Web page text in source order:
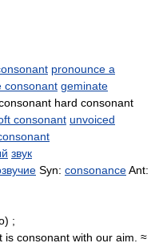
pronounce a
consonant geminate
hard consonant
consonant unvoiced
звук
Syn: consonanceAnt:
;
is consonant with our aim. ≈